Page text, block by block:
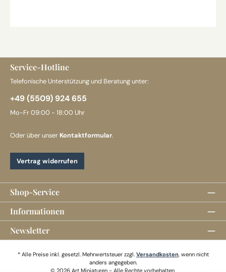
Service-Hotline
Telefonische Unterstützung und Beratung unter:
+49 (5509) 924 655
Mo-Fr 09:00 - 18:00 Uhr
Oder über unser Kontaktformular.
Vertrag widerrufen
Shop-Service
Informationen
Newsletter
* Alle Preise inkl. gesetzl. Mehrwertsteuer zzgl. Versandkosten, wenn nicht
anders angegeben.